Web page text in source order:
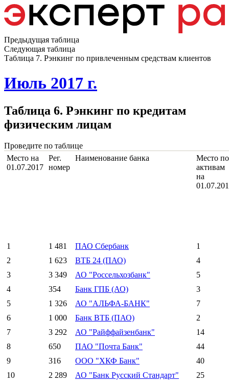
Предыдущая таблица
Следующая таблица
Таблица 7. Рэнкинг по привлеченным средствам клиентов
Июль 2017 г.
Таблица 6. Рэнкинг по кредитам
физическим лицам
Проведите по таблице
Место на
01.07.2017
Рег.
номер
Наименование банка
Место по
активам
на
1 1 481 ПАО Сбербанк
1
2
1 623 ВТБ 24 (ПАО)
4
3
3 349 АО "Россельхозбанк"
5
4
354 Банк ГПБ (АО)
3
5
1 326 АО "АЛЬФА-БАНК"
7
6
1 000 Банк ВТБ (ПАО)
2
7
3 292 АО "Райффайзенбанк"
14
8
650 ПАО "Почта Банк"
44
9
316 ООО "ХКФ Банк"
40
10
2 289 АО "Банк Русский Стандарт"
25